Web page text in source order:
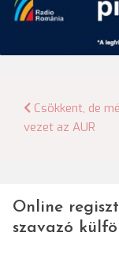
Csökkent, de
vezet az AUR
Online
szavazó